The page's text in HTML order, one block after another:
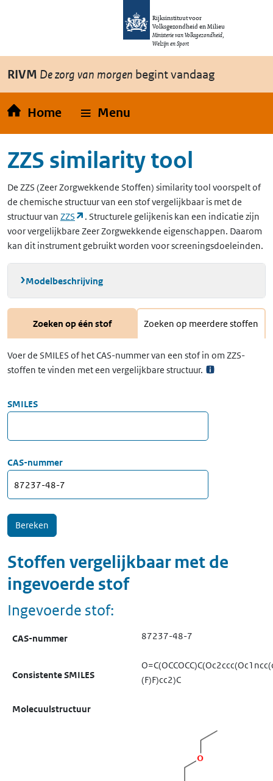
Overslaan en naar de inhoud gaan
Rijksinstituut voor
Volksgezondheid en Milieu
Ministerie van Volksgezondheid,
Welzijn en Sport
RIVM De zorg van morgen begint vandaag
Home Menu
ZZS similarity tool
De ZZS (Zeer Zorgwekkende Stoffen) similarity tool voorspelt of
de chemische structuur van een stof vergelijkbaar is met de
structuur van ZZS (opent in een nieuw tabblad)
. Structurele gelijkenis kan een indicatie zijn
voor vergelijkbare Zeer Zorgwekkende eigenschappen. Daarom
kan dit instrument gebruikt worden voor screeningsdoeleinden.
Modelbeschrijving
Zoeken op één stof Zoeken op meerdere stoffen
Voer de SMILES of het CAS-nummer van een stof in om ZZS-
stoffen te vinden met een vergelijkbare structuur.
SMILES
CAS-nummer
Stoffen vergelijkbaar met de
ingevoerde stof
Ingevoerde stof:
CAS-nummer 87237-48-7
Consistente SMILES
(F)F)cc2)C
Molecuulstructuur